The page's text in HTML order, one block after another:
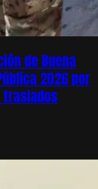
de Buena
2026 por
traslados